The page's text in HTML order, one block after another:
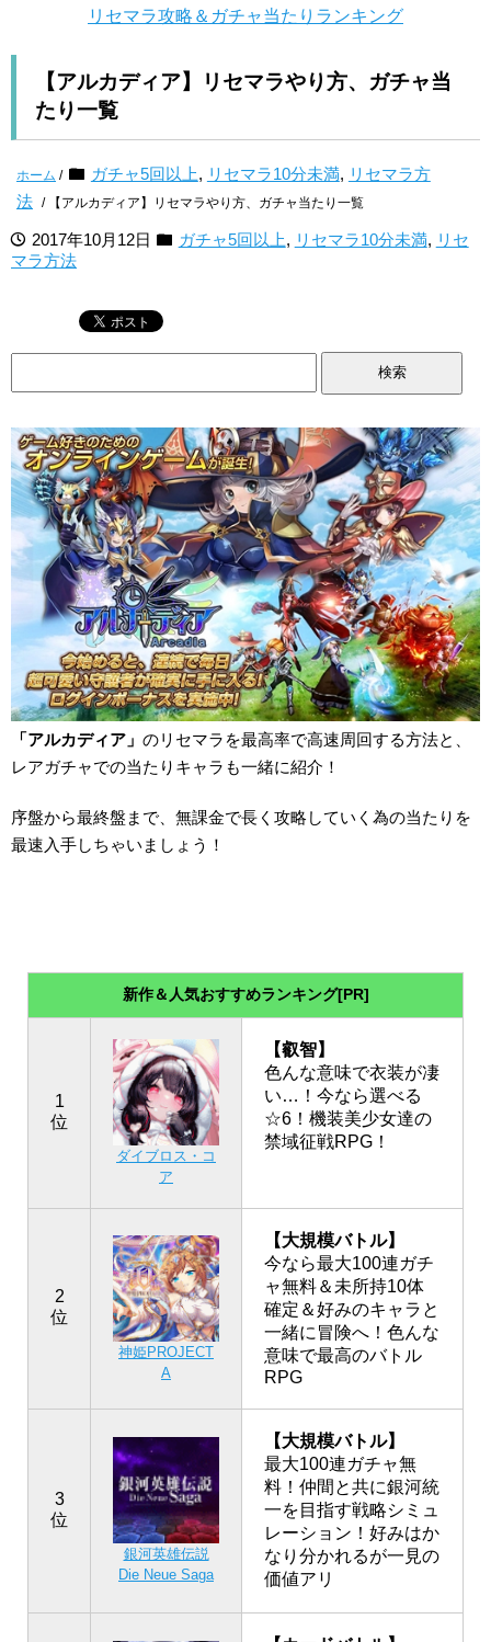
リセマラ攻略＆ガチャ当たりランキング
【アルカディア】リセマラやり方、ガチャ当
たり一覧
ホーム / ガチャ5回以上, リセマラ10分未満, リセマラ方
法 / 【アルカディア】リセマラやり方、ガチャ当たり一覧
2017年10月12日 ガチャ5回以上, リセマラ10分未満, リセ
マラ方法
「アルカディア」 のリセマラを最高率で高速周回する方法と、
レアガチャでの当たりキャラも一緒に紹介！
序盤から最終盤まで、無課金で長く攻略していく為の当たりを
最速入手しちゃいましょう！
新作＆人気おすすめランキング[PR]
1
位
ダイブロス・コ
ア
【叡智】
色んな意味で衣装が凄
い…！今なら選べる
☆6！機装美少女達の
禁域征戦RPG！
2
位
神姫PROJECT
A
【大規模バトル】
今なら最大100連ガチ
ャ無料＆未所持10体
確定＆好みのキャラと
一緒に冒険へ！色んな
意味で最高のバトル
RPG
3
位
銀河英雄伝説
Die Neue Saga
【大規模バトル】
最大100連ガチャ無
料！仲間と共に銀河統
一を目指す戦略シミュ
レーション！好みはか
なり分かれるが一見の
価値アリ